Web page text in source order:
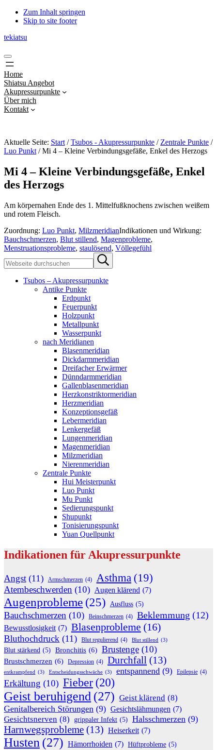
Zum Inhalt springen
Skip to site footer
tekiatsu
Shiatsu
bringt
Energie
in
Fluss...
Menu
Home
Shiatsu Angebot
Akupressurpunkte
Über mich
Kontakt
Aktuelle Seite: Start / Tsubos - Akupressurpunkte / Zentrale Punkte /
Luo Punkt /Mi 4 – Kleine Verbindungsgefäße, Enkel des Herzogs
Mi 4 – Kleine Verbindungsgefäße, Enkel
des Herzogs
Am körpernahen Ende des 1. Mittelfußknochens zwischen weißem
und rotem Fleisch.
Zuordnung: Luo Punkt, MilzmeridianIndikationen und Wirkung:
Bauchschmerzen, Blut stillend, Magenprobleme,
Menstruationsprobleme, staulösend, Völlegefühl
Sidebar
durchsuchen
Submit
search
Tsubos – Akupressurpunkte
Antike Punkte
Erdpunkt
Feuerpunkt
Holzpunkt
Metallpunkt
Wasserpunkt
nach Meridianen
Blasenmeridian
Dickdarmmeridian
Dreifacher Erwärmer
Dünndarmmeridian
Gallenblasenmeridian
Herzkonstriktormeridian
Herzmeridian
Konzeptionsgefäß
Lebermeridian
Lenkergefäß
Lungenmeridian
Magenmeridian
Milzmeridian
Nierenmeridian
Zentrale Punkte
Hui Meisterpunkt
Luo Punkt
Mu Punkt
Sedierungspunkt
Shupunkt
Tonisierungspunkt
Yuan Quellpunkt
Indikationen für Akupressurpunkte
Angst (11) Armschmerzen (4) Asthma (19)
Atembeschwerden (10) Augen klärend (7)
Augenprobleme (25) Ausfluss (5)
Bauchschmerzen (10) Beinschmerzen (4) Beklemmung (12)
Bewusstlosigkeit (7) Blasenprobleme (16)
Bluthochdruck (11) Blut regulierend (4) Blut stillend (3)
Blut stärkend (5) Bronchitis (6) Brustenge (10)
Brustschmerzen (6) Depression (4) Durchfall (13)
entkrampfend (3) Entscheidungsschwäche (3) entspannend (9) Epilepsie (4)
Erkältung (10) Fieber (20)
Geist beruhigend (27) Geist klärend (8)
Genitalbereich Störungen (9) Gesichtslähmungen (7)
Gesichtsnerven (8) grippaler Infekt (5) Halsschmerzen (9)
Harnwegsprobleme (13) Heiserkeit (7)
Husten (27) Hämorrhoiden (7) Hüftprobleme (5)